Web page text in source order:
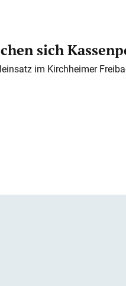
sich
im Kirchheimer